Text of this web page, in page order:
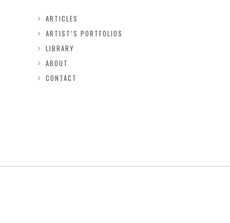
ARTICLES
ARTIST’S PORTFOLIOS
LIBRARY
ABOUT
CONTACT